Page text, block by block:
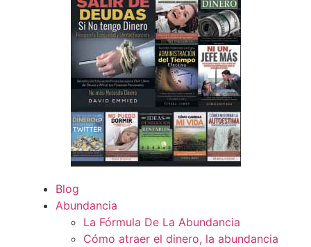
Blog
Abundancia
La Fórmula De La Abundancia
Cómo atraer el dinero, la abundancia